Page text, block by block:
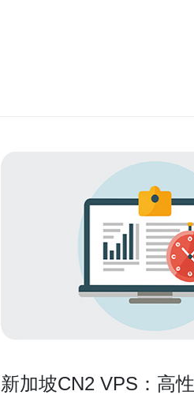
新加坡CN2 VPS：高